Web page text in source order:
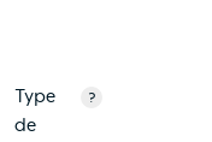
Type
de
?